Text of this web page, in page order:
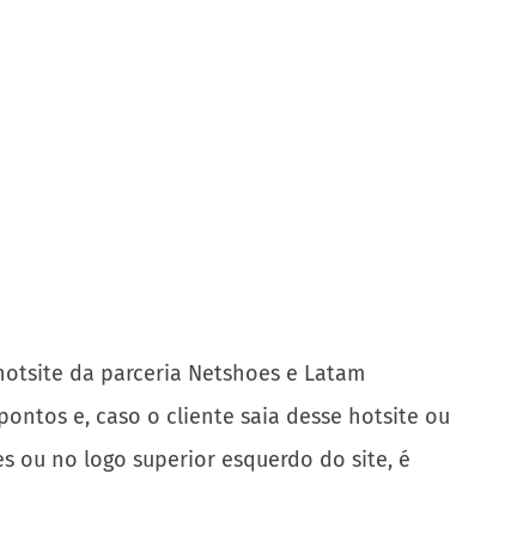
da parceria Netshoes e Latam
e, caso o cliente saia desse hotsite ou
ou no logo superior esquerdo do site, é